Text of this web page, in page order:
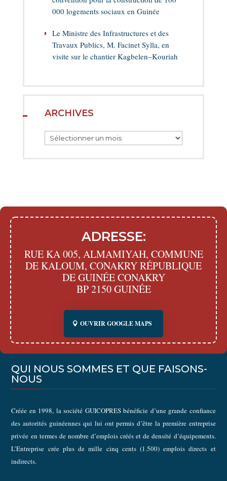
000 logements sociaux en Guinée
Le Ministre des Infrastructures et des
Travaux Publics, M. Facinet Sylla, en
visite sur le chantier Kagbelen–Kouriah
ARCHIVES
Archives
ADRESSE:
RUE KA 005, ALMAMIYAH, COMMUNE
DE KALOUM, CONAKRY RÉPUBLIQUE
DE GUINÉE CONAKRY
BP 2150 GUINÉE
OUVRIR GOOGLE MAPS
QUI NOUS SOMMES ET QUE FAISONS-
NOUS
Créée en 1998, la société GUICOPRES bénéficie d’une grande confiance
des autorités guinéennes qui lui ont permis d’être la première entreprise
privée en termes de nombre d’emplois créés et de densité d’équipements.
L’Entreprise crée plus de mille cinq cents (1.500) emplois directs et
indirects.